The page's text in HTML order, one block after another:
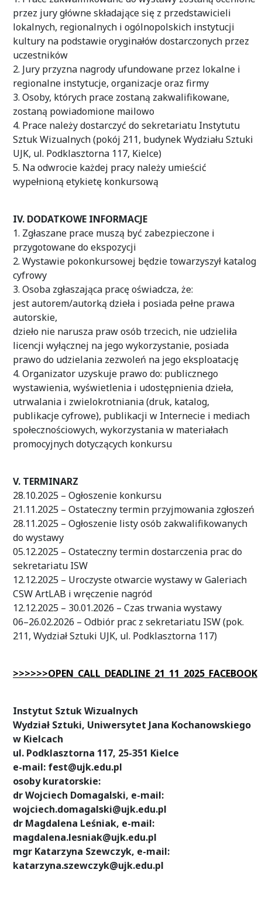
przez jury główne składające się z przedstawicieli
lokalnych, regionalnych i ogólnopolskich instytucji
kultury na podstawie oryginałów dostarczonych przez
uczestników
2. Jury przyzna nagrody ufundowane przez lokalne i
regionalne instytucje, organizacje oraz firmy
3. Osoby, których prace zostaną zakwalifikowane,
zostaną powiadomione mailowo
4. Prace należy dostarczyć do sekretariatu Instytutu
Sztuk Wizualnych (pokój 211, budynek Wydziału Sztuki
UJK, ul. Podklasztorna 117, Kielce)
5. Na odwrocie każdej pracy należy umieścić
wypełnioną etykietę konkursową
IV. DODATKOWE INFORMACJE
1. Zgłaszane prace muszą być zabezpieczone i
przygotowane do ekspozycji
2. Wystawie pokonkursowej będzie towarzyszył katalog
cyfrowy
3. Osoba zgłaszająca pracę oświadcza, że:
jest autorem/autorką dzieła i posiada pełne prawa
autorskie,
dzieło nie narusza praw osób trzecich, nie udzieliła
licencji wyłącznej na jego wykorzystanie, posiada
prawo do udzielania zezwoleń na jego eksploatację
4. Organizator uzyskuje prawo do: publicznego
wystawienia, wyświetlenia i udostępnienia dzieła,
utrwalania i zwielokrotniania (druk, katalog,
publikacje cyfrowe), publikacji w Internecie i mediach
społecznościowych, wykorzystania w materiałach
promocyjnych dotyczących konkursu
V. TERMINARZ
28.10.2025 – Ogłoszenie konkursu
21.11.2025 – Ostateczny termin przyjmowania zgłoszeń
28.11.2025 – Ogłoszenie listy osób zakwalifikowanych
do wystawy
05.12.2025 – Ostateczny termin dostarczenia prac do
sekretariatu ISW
12.12.2025 – Uroczyste otwarcie wystawy w Galeriach
CSW ArtLAB i wręczenie nagród
12.12.2025 – 30.01.2026 – Czas trwania wystawy
06–26.02.2026 – Odbiór prac z sekretariatu ISW (pok.
211, Wydział Sztuki UJK, ul. Podklasztorna 117)
>>>>>>OPEN_CALL_DEADLINE_21_11_2025_FACEBOOK
Instytut Sztuk Wizualnych
Wydział Sztuki, Uniwersytet Jana Kochanowskiego
w Kielcach
ul. Podklasztorna 117, 25-351 Kielce
e-mail: fest@ujk.edu.pl
osoby kuratorskie:
dr Wojciech Domagalski, e-mail:
wojciech.domagalski@ujk.edu.pl
dr Magdalena Leśniak, e-mail:
magdalena.lesniak@ujk.edu.pl
mgr Katarzyna Szewczyk, e-mail:
katarzyna.szewczyk@ujk.edu.pl